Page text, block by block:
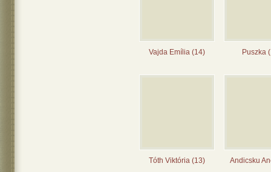
Vajda Emília (14) Puszka
Tóth Viktória (13) Andicsku